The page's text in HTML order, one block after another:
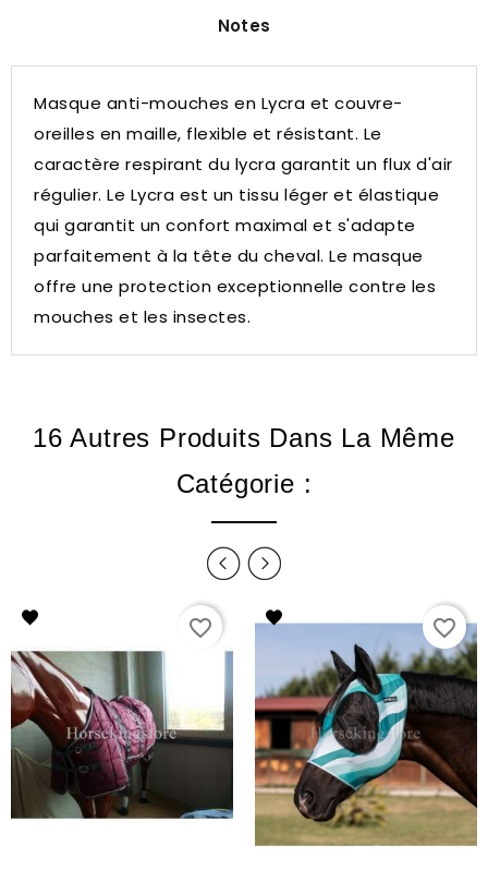
Notes
Masque anti-mouches en Lycra et couvre-
oreilles en maille, flexible et résistant. Le
caractère respirant du lycra garantit un flux d'air
régulier. Le Lycra est un tissu léger et élastique
qui garantit un confort maximal et s'adapte
parfaitement à la tête du cheval. Le masque
offre une protection exceptionnelle contre les
mouches et les insectes.
16 Autres Produits Dans La Même
Catégorie :
favorite_border favorite_border